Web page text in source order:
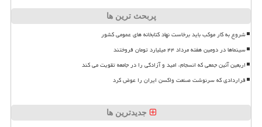
پربحث ترین ها
شروع به کار موکب باید برخاست نهاد کتابخانه های عمومی کشور
سینماها در دومین هفته مرداد ۴۴ میلیارد تومان فروختند
اربعین آئین جمعی که انسجام، امید و آزادگی را در جامعه تقویت می کند
قراردادی که سرنوشت صنعت واکسن ایران را عوض کرد
جدیدترین ها